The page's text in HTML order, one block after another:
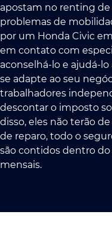
apostam no renting de
problemas de
por um Honda Civic
em contato com
aconselhá-lo e ajudá-
se adapte ao seu
trabalhadores
descontar o imposto
disso, eles não terão
de reparo, todo o
são contidos dentro
mensais.